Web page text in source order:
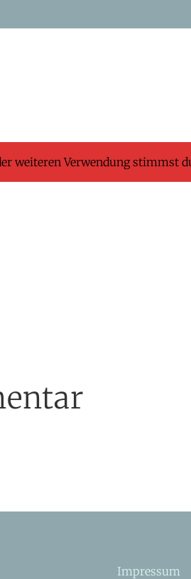
Impressum
weiteren Verwendung stimmst